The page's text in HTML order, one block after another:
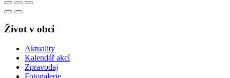
Život v obci
Aktuality
Kalendář akcí
Zpravodaj